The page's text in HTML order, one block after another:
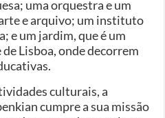
uma orquestra e um
e arquivo; um instituto
e um jardim, que é um
Lisboa, onde decorrem
culturais, a
cumpre a sua missão